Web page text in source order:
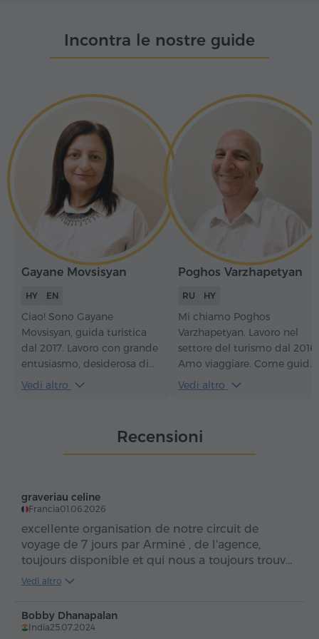
Incontra le nostre guide
Gayane Movsisyan
HY EN
Ciao! Sono Gayane
Movsisyan, guida turistica
dal 2017. Lavoro con grande
entusiasmo, desiderosa di
presentare il mio paese nel
Vedi altro
Poghos Varzhapetyan
RU HY
Mi chiamo Poghos
Varzhapetyan. Lavoro nel
settore del turismo dal 2016.
Amo viaggiare. Come guida
turistica, il mio obiettivo è
"addio", ma "a presto,
Armenia!".
Vedi altro
Recensioni
graveriau celine
Francia01.06.2026
excellente organisation de notre circuit de
voyage de 7 jours par Arminé , de l'agence,
toujours disponible et qui nous a toujours trouvé
des solutions à toutes nos questions!
delicates attentions
Vedi altro
Bobby Dhanapalan
India25.07.2024